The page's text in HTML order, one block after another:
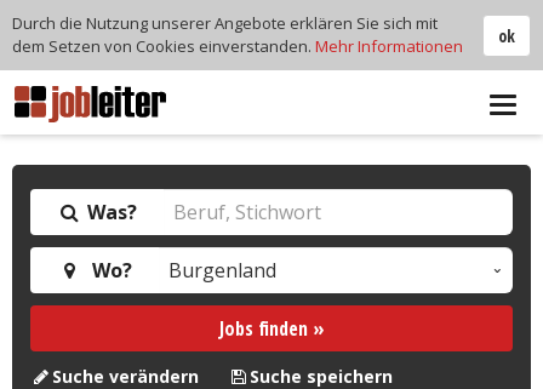
Was?
Wo?
Jobs finden »
Suche verändern Suche speichern
ok
Durch die Nutzung unserer Angebote erklären Sie sich mit
dem Setzen von Cookies einverstanden. Mehr Informationen